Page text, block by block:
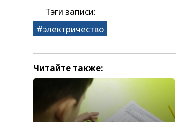
Тэги записи:
электричество
Читайте также: